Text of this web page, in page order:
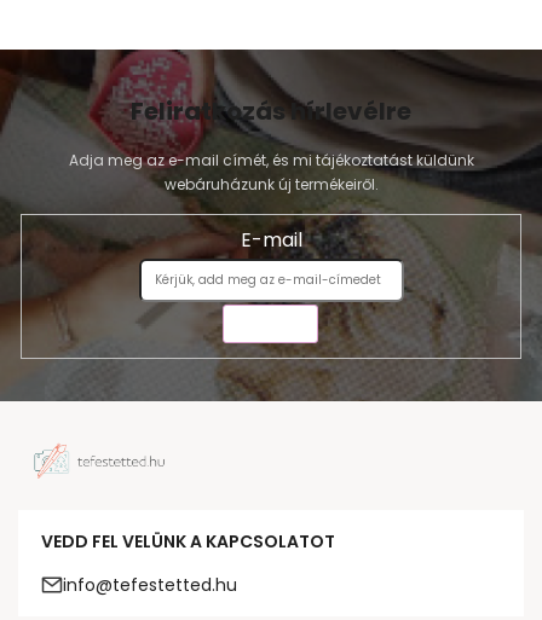
Feliratkozás hírlevélre
Adja meg az e-mail címét, és mi tájékoztatást küldünk
webáruházunk új termékeiről.
E-mail
VEDD FEL VELÜNK A KAPCSOLATOT
info@tefestetted.hu